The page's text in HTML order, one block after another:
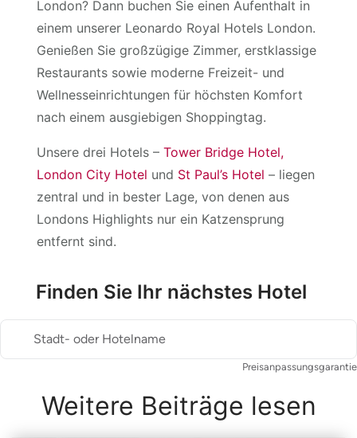
London? Dann buchen Sie einen Aufenthalt in
einem unserer Leonardo Royal Hotels London.
Genießen Sie großzügige Zimmer, erstklassige
Restaurants sowie moderne Freizeit- und
Wellnesseinrichtungen für höchsten Komfort
nach einem ausgiebigen Shoppingtag.
Unsere drei Hotels –Tower Bridge Hotel,
London City Hotel und St Paul’s Hotel – liegen
zentral und in bester Lage, von denen aus
Londons Highlights nur ein Katzensprung
entfernt sind.
Finden Sie Ihr nächstes Hotel
Stadt- oder Hotelname
Preisanpassungsgarantie
Weitere Beiträge lesen